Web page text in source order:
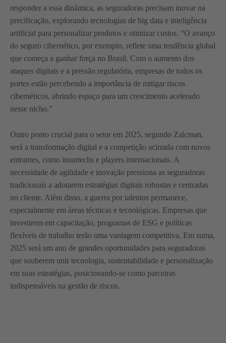
responder a essa dinâmica, as seguradoras precisam inovar na
precificação, explorando tecnologias de big data e inteligência
artificial para personalizar produtos e otimizar custos. “O avanço
do seguro cibernético, por exemplo, reflete uma tendência global
que começa a ganhar força no Brasil. Com o aumento dos
ataques digitais e a pressão regulatória, empresas de todos os
portes estão percebendo a importância de mitigar riscos
cibernéticos, abrindo espaço para um crescimento acelerado
nesse nicho.”
Outro ponto crucial para o setor em 2025, segundo Zalcman,
será a transformação digital e a competição acirrada com novos
entrantes, como insurtechs e players internacionais. A
necessidade de agilidade e inovação pressiona as seguradoras
tradicionais a adotarem estratégias digitais robustas e centradas
no cliente. Além disso, a guerra por talentos permanece,
especialmente em áreas técnicas e tecnológicas. Empresas que
investirem em capacitação, programas de ESG e políticas
flexíveis de trabalho terão uma vantagem competitiva. Em suma,
2025 será um ano de grandes oportunidades para seguradoras
que souberem unir tecnologia, sustentabilidade e personalização
em suas estratégias, posicionando-se como parceiras
indispensáveis na gestão de riscos.